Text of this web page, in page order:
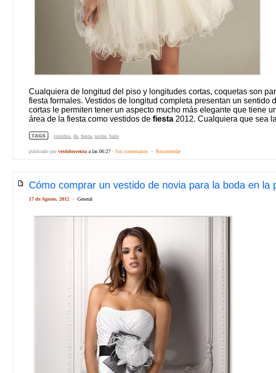
Cualquiera de longitud del piso y longitudes cortas, coquetas son
fiesta formales. Vestidos de longitud completa presentan un
cortas le permiten tener un aspecto mucho más elegante que tiene
área de la fiesta como vestidos de fiesta 2012. Cualquiera que sea
vestidos de fiesta noche baile
publicado porvestidosventa a las 06:27 · Sin comentarios · Recomendar
Cómo comprar un vestido de novia para la boda en la
17 de Agosto, 2012 · General